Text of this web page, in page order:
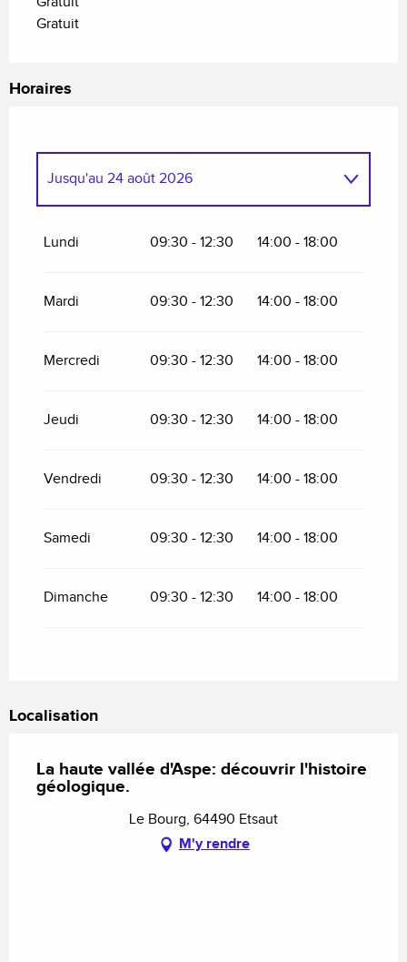
Gratuit
Horaires
Jusqu'au 24 août 2026
Lundi 09:30 - 12:30 14:00 - 18:00
Mardi 09:30 - 12:30 14:00 - 18:00
Mercredi 09:30 - 12:30 14:00 - 18:00
Jeudi 09:30 - 12:30 14:00 - 18:00
Vendredi 09:30 - 12:30 14:00 - 18:00
Samedi 09:30 - 12:30 14:00 - 18:00
Dimanche 09:30 - 12:30 14:00 - 18:00
Localisation
La haute vallée d'Aspe: découvrir l'histoire
géologique.
Le Bourg, 64490 Etsaut
M'y rendre